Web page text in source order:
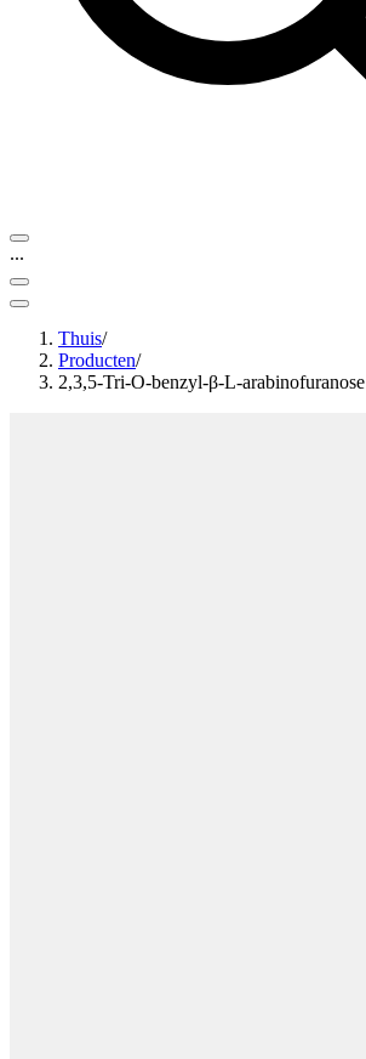
...
Thuis/
Producten/
2,3,5-Tri-O-benzyl-β-L-arabinofuranose